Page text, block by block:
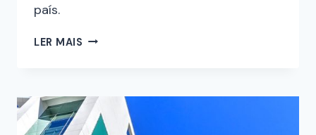
país.
LER MAIS